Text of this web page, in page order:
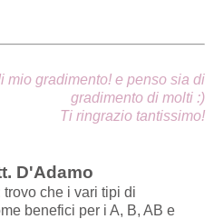
mio gradimento! e penso sia di
gradimento di molti :)
Ti ringrazio tantissimo!
D'Adamo
trovo che i vari tipi di
benefici per i A, B, AB e